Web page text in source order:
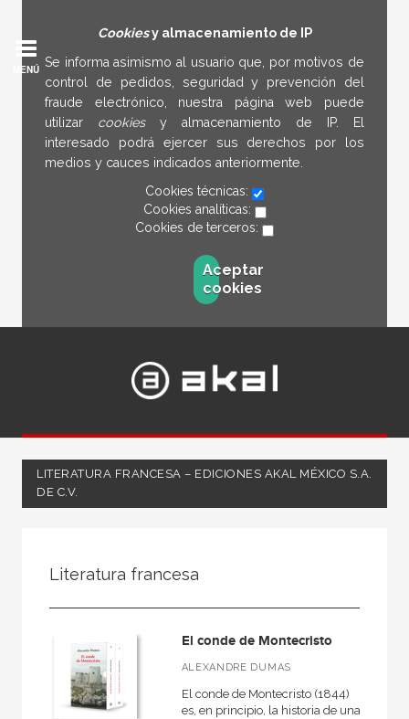
Cookiesy almacenamiento de IP
Se informa asimismo al usuario que, por motivos de
control de pedidos, seguridad y prevención del
fraude electrónico, nuestra página web puede
utilizar cookies y almacenamiento de IP. El
interesado podrá ejercer sus derechos por los
medios y cauces indicados anteriormente.
Cookies técnicas:
Cookies analíticas:
Cookies de terceros:
Aceptar
cookies
MENÚ
LITERATURA FRANCESA – EDICIONES AKAL MÉXICO S.A.
DE C.V.
Ficción
Literatura francesa
MATERIAS
Literatura francesa
El conde de Montecristo
ALEXANDRE DUMAS
El conde de Montecristo (1844)
es, en principio, la historia de una